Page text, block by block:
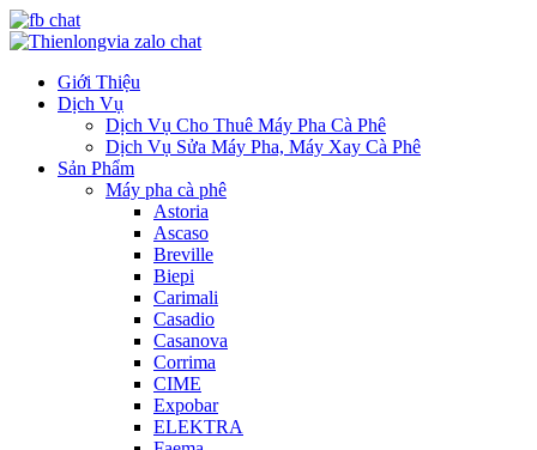
Giới Thiệu
Dịch Vụ
Dịch Vụ Cho Thuê Máy Pha Cà Phê
Dịch Vụ Sửa Máy Pha, Máy Xay Cà Phê
Sản Phẩm
Máy pha cà phê
Astoria
Ascaso
Breville
Biepi
Carimali
Casadio
Casanova
Corrima
CIME
Expobar
ELEKTRA